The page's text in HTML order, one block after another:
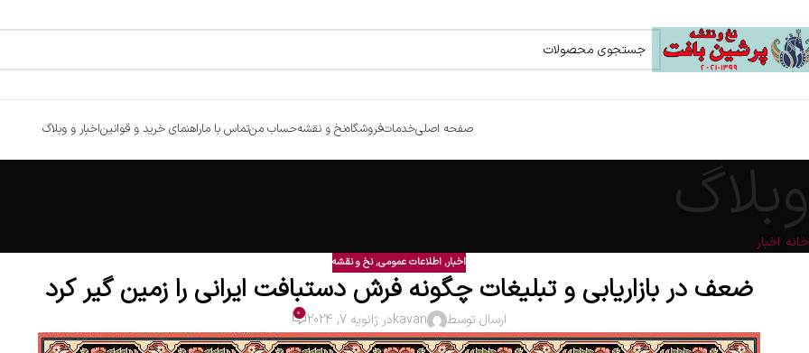
صفحه اصلیخدماتفروشگاهنخ و نقشهحساب منتماس با ماراهنمای خرید و قوانیناخبار و وبلاگ
وبلاگ
خانه اخبار
اخبار,اطلاعات عمومی,نخ و نقشه
ضعف در بازاریابی و تبلیغات چگونه فرش دستبافت ایرانی را زمین گیر کرد
ارسال توسط kavanدر ژانویه 7, 2024 0